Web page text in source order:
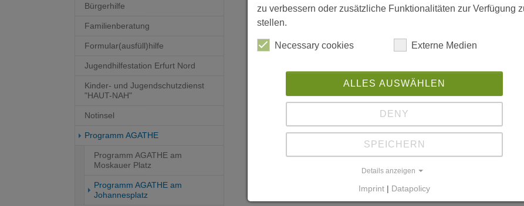
sozialpädagogische Mitarbeiterin
Bürgerhilfe
Familienberatung
Formular(ausfüll)hilfe
Jugendhilfestation Erfurt Nord
Kinder- und Jugendschutzdienst
"HAUT-NAH"
Notinsel
Programm AGATHE
Programm AGATHE am
Moskauer Platz
Programm AGATHE am
Johannesplatz
zu verbessern oder zusätzliche Funktionalitäten zur Verfügung
stellen.
Necessary cookies Externe Medien
ALLES AUSWÄHLEN
DENY
SPEICHERN
Details anzeigen
Imprint | Datapolicy